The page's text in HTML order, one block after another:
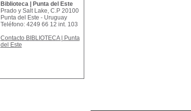
Biblioteca | Punta del Este
Prado y Salt Lake, C.P 20100
Punta del Este - Uruguay
Teléfono: 4249 66 12 int. 103
Contacto BIBLIOTECA | Punta
del Este